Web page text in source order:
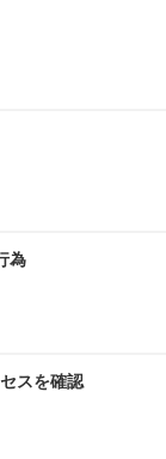
為
スを確認